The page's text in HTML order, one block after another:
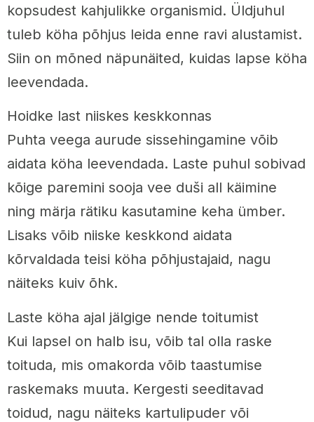
kopsudest kahjulikke organismid. Üldjuhul
tuleb köha põhjus leida enne ravi alustamist.
Siin on mõned näpunäited, kuidas lapse köha
leevendada.
Hoidke last niiskes keskkonnas
Puhta veega aurude sissehingamine võib
aidata köha leevendada. Laste puhul sobivad
kõige paremini sooja vee duši all käimine
ning märja rätiku kasutamine keha ümber.
Lisaks võib niiske keskkond aidata
kõrvaldada teisi köha põhjustajaid, nagu
näiteks kuiv õhk.
Laste köha ajal jälgige nende toitumist
Kui lapsel on halb isu, võib tal olla raske
toituda, mis omakorda võib taastumise
raskemaks muuta. Kergesti seeditavad
toidud, nagu näiteks kartulipuder või